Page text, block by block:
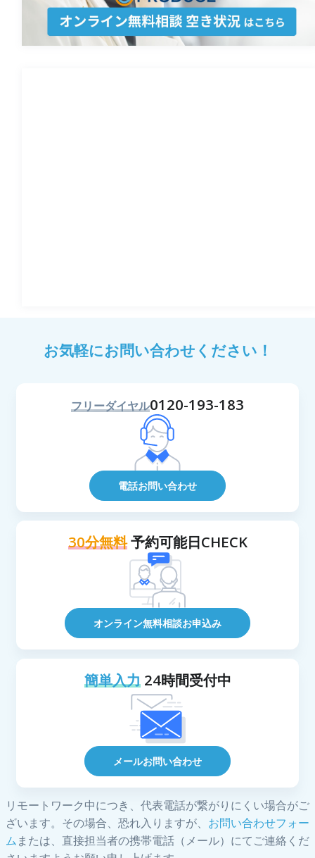
お気軽にお問い合わせください！
フリーダイヤル0120-193-183
電話お問い合わせ
30分無料予約可能日CHECK
オンライン無料相談お申込み
簡単入力24時間受付中
メールお問い合わせ
リモートワーク中につき、代表電話が繋がりにくい場合がご
ざいます。その場合、恐れ入りますが、 お問い合わせフォー
ムまたは、直接担当者の携帯電話（メール）にてご連絡くだ